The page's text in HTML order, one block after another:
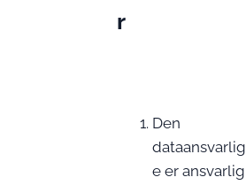
r
Den
dataansvarlig
e er ansvarlig